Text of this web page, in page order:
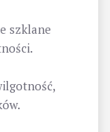
szklane